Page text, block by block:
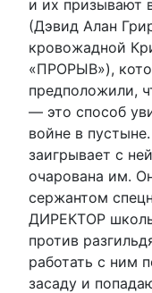
и их призывают
(Дэвид Алан
кровожадной
«ПРОРЫВ»),
предположили,
— это способ
войне в
заигрывает с
очарована им.
сержантом
ДИРЕКТОР
против
работать с ним
засаду и